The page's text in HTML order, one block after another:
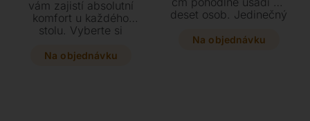
vám zajistí absolutní
komfort u každého
stolu. Vyberte si
textilu v barvách dle
Na objednávku
deset osob. Jedinečný
zajišťuje keramický
Na objednávku